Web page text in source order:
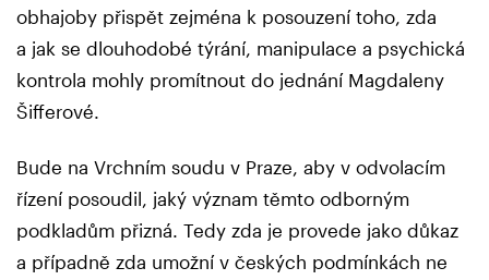
obhajoby přispět zejména k posouzení toho, zda
a jak se dlouhodobé týrání, manipulace a psychická
kontrola mohly promítnout do jednání Magdaleny
Šifferové.
Bude na Vrchním soudu v Praze, aby v odvolacím
řízení posoudil, jaký význam těmto odborným
podkladům přizná. Tedy zda je provede jako důkaz
a případně zda umožní v českých podmínkách ne